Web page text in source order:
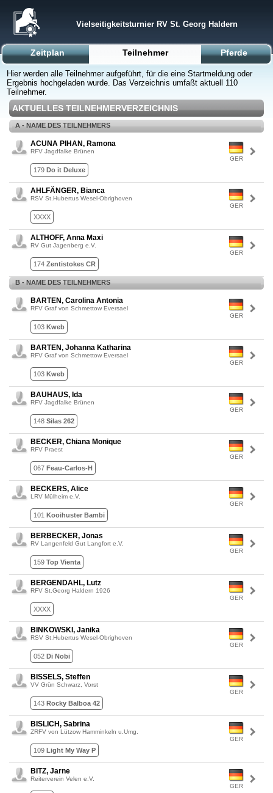
Vielseitigkeitsturnier RV St. Georg Haldern
Zeitplan Teilnehmer Pferde
Hier werden alle Teilnehmer aufgeführt, für die eine Startmeldung oder
Ergebnis hochgeladen wurde. Das Verzeichnis umfaßt aktuell 110
Teilnehmer.
AKTUELLES TEILNEHMERVERZEICHNIS
A - NAME DES TEILNEHMERS
GER
ACUNA PIHAN, Ramona
RFV Jagdfalke Brünen
179 Do it Deluxe
GER
AHLFÄNGER, Bianca
RSV St.Hubertus Wesel-Obrighoven
XXXX
GER
ALTHOFF, Anna Maxi
RV Gut Jagenberg e.V.
174 Zentistokes CR
B - NAME DES TEILNEHMERS
GER
BARTEN, Carolina Antonia
RFV Graf von Schmettow Eversael
103 Kweb
GER
BARTEN, Johanna Katharina
RFV Graf von Schmettow Eversael
103 Kweb
GER
BAUHAUS, Ida
RFV Jagdfalke Brünen
148 Silas 262
GER
BECKER, Chiana Monique
RFV Praest
067 Feau-Carlos-H
GER
BECKERS, Alice
LRV Mülheim e.V.
101 Kooihuster Bambi
GER
BERBECKER, Jonas
RV Langenfeld Gut Langfort e.V.
159 Top Vienta
GER
BERGENDAHL, Lutz
RFV St.Georg Haldern 1926
XXXX
GER
BINKOWSKI, Janika
RSV St.Hubertus Wesel-Obrighoven
052 Di Nobi
GER
BISSELS, Steffen
VV Grün Schwarz, Vorst
143 Rocky Balboa 42
GER
BISLICH, Sabrina
ZRFV von Lützow Hamminkeln u.Umg.
109 Light My Way P
GER
BITZ, Jarne
Reiterverein Velen e.V.